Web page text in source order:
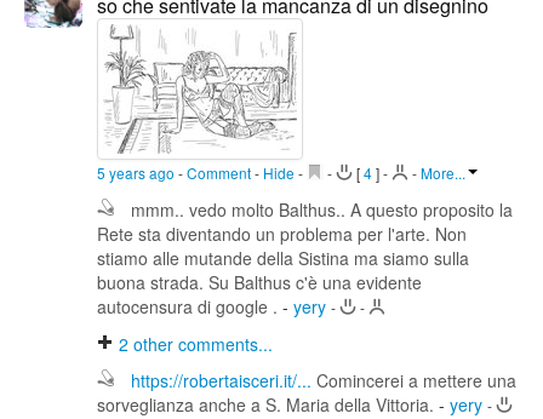
so che sentivate la mancanza di un disegnino
5 years ago -Comment- Hide - - [4]- -More...
mmm.. vedo molto Balthus.. A questo proposito la
Rete sta diventando un problema per l'arte. Non
stiamo alle mutande della Sistina ma siamo sulla
buona strada. Su Balthus c'è una evidente
autocensura di google . - yery - -
2 other comments...
https://robertaisceri.it/... Comincerei a mettere una
sorveglianza anche a S. Maria della Vittoria. - yery -